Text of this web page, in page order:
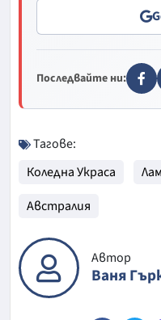
Последвайте ни:
Тагове:
Коледна Украса
Австралия
Автор
Ваня